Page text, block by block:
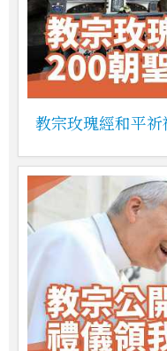
教宗玫瑰經和平